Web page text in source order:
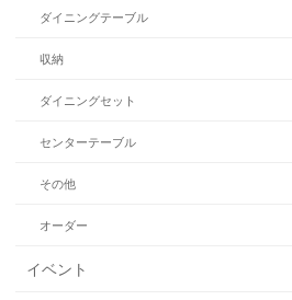
ダイニングテーブル
収納
ダイニングセット
センターテーブル
その他
オーダー
イベント